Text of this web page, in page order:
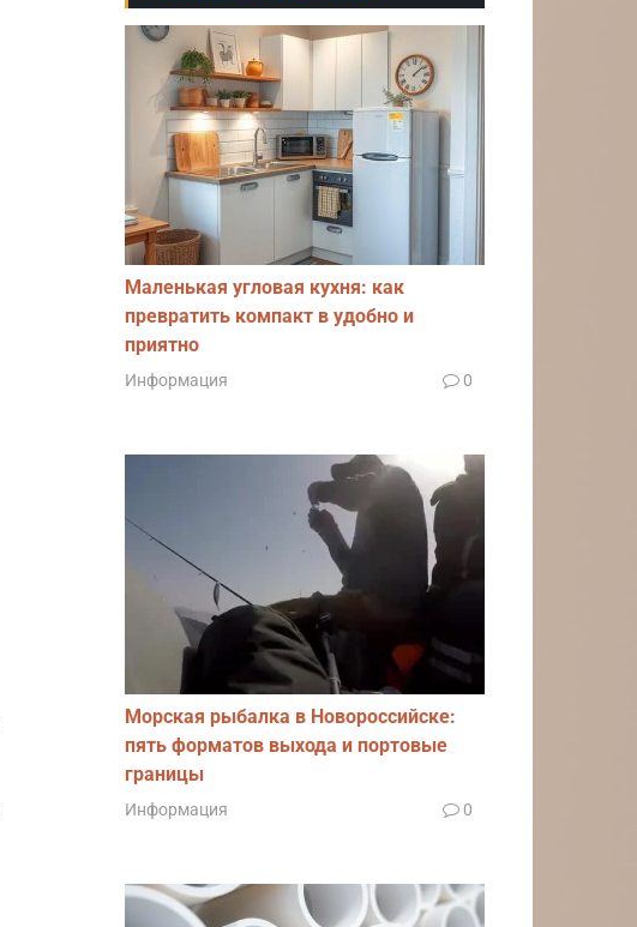
Маленькая угловая кухня: как
превратить компакт в удобно и
приятно
Информация 0
Морская рыбалка в Новороссийске:
пять форматов выхода и портовые
границы
Информация 0